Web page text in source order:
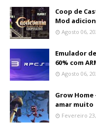
Coop de
Mod
Agosto 06,
Emulador
60% com
Agosto 06,
Grow
amar muito
Fevereiro